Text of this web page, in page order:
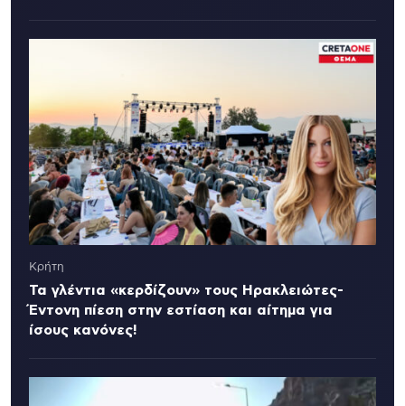
Κρήτη
Τα γλέντια «κερδίζουν» τους Ηρακλειώτες-
Έντονη πίεση στην εστίαση και αίτημα για
ίσους κανόνες!